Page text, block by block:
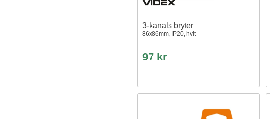
3-kanals bryter
86x86mm, IP20, hvit
97 kr